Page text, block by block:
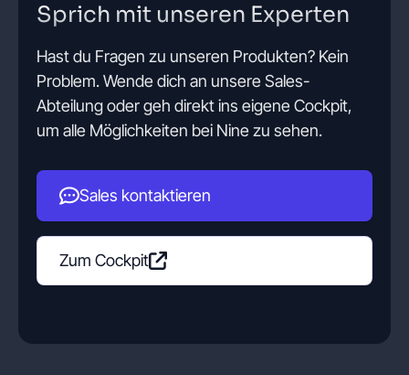
Sprich mit unseren Experten
Hast du Fragen zu unseren Produkten? Kein
Problem. Wende dich an unsere Sales-
Abteilung oder geh direkt ins eigene Cockpit,
um alle Möglichkeiten bei Nine zu sehen.
Sales kontaktieren
Zum Cockpit